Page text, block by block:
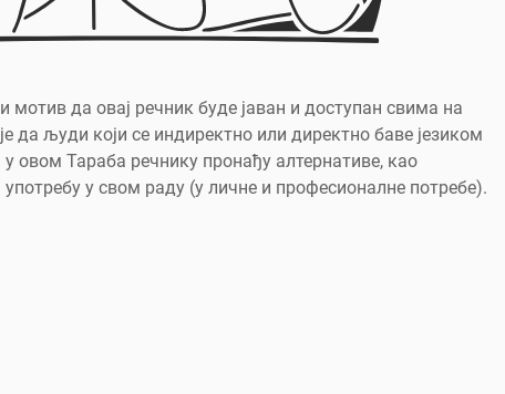
мотив да овај речник буде јаван и доступан свима на
да људи који се индиректно или директно баве језиком
овом Тараба речнику пронађу алтернативе, као
у свом раду (у личне и професионалнe потребе).